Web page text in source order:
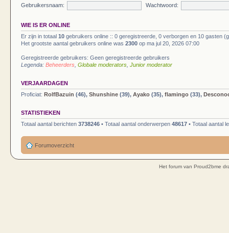
Gebruikersnaam: Wachtwoord:
WIE IS ER ONLINE
Er zijn in totaal 10 gebruikers online :: 0 geregistreerde, 0 verborgen en 10 gasten
Het grootste aantal gebruikers online was 2300 op ma jul 20, 2026 07:00
Geregistreerde gebruikers: Geen geregistreerde gebruikers
Legenda: Beheerders Globale moderators Junior moderator
VERJAARDAGEN
Proficiat: RolfBazuin (46), Shunshine (39), Ayako (35), flamingo (33),
STATISTIEKEN
Totaal aantal berichten 3738246 • Totaal aantal onderwerpen 48617 • Totaal aantal
Forumoverzicht
Het forum van Proud2bme